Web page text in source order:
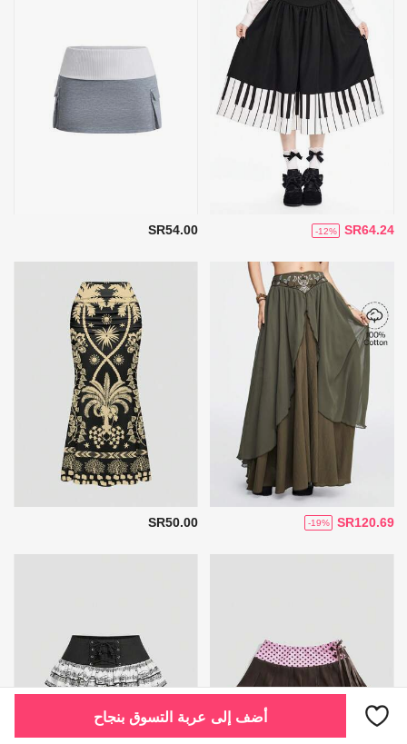
SR64.24
-12%
SR54.00
SR120.69
-19%
SR50.00
أضف إلى عربة التسوق بنجاح